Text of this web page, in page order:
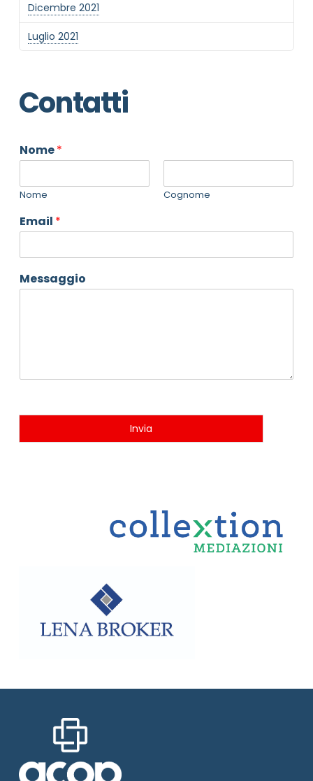
Dicembre 2021
Luglio 2021
Contatti
Nome*
Nome Cognome
Email *
Messaggio
Invia